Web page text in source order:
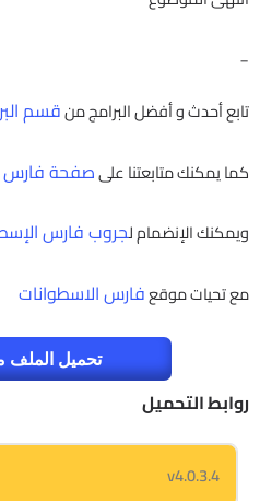
_
تابع أحدث و أفضل البرامج منقسم
كما يمكنك متابعتنا علىصفحة فارس
ويمكنك الإنضمام لجروب فارس
مع تحيات موقعفارس الاسطوانات
تحميل الملف
روابط التحميل
v4.0.3.4